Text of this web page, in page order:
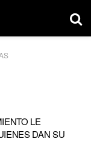
LE
DAN SU